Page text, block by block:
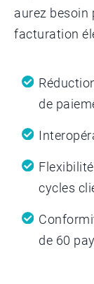
aurez besoin
facturation
de
cycles
de 60